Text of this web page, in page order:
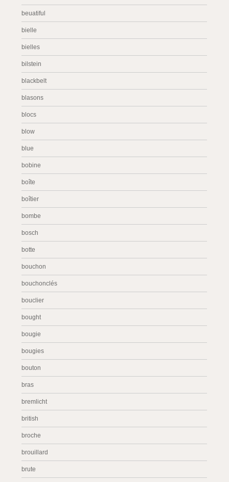
beuatiful
bielle
bielles
bilstein
blackbelt
blasons
blocs
blow
blue
bobine
boîte
boîtier
bombe
bosch
botte
bouchon
bouchonclés
bouclier
bought
bougie
bougies
bouton
bras
bremlicht
british
broche
brouillard
brute